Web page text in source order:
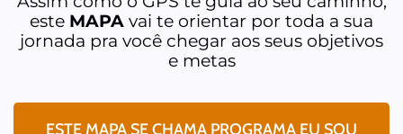
este MAPA vai te orientar por toda a sua
jornada pra você chegar aos seus objetivos
e metas
ESTE MAPA SE CHAMA PROGRAMA EU SOU